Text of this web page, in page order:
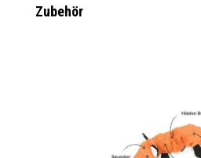
Produktgalerie überspringen
Zubehör